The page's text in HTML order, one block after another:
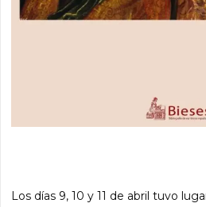
Los días 9, 10 y 11 de abril tuvo